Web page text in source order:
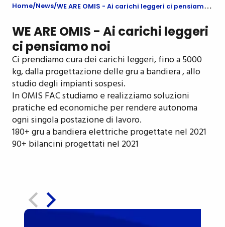
Home News WE ARE OMIS - Ai carichi leggeri ci pensiamo noi
WE ARE OMIS - Ai carichi leggeri
ci pensiamo noi
Ci prendiamo cura dei carichi leggeri, fino a 5000
kg, dalla progettazione delle gru a bandiera , allo
studio degli impianti sospesi.
In OMIS FAC studiamo e realizziamo soluzioni
pratiche ed economiche per rendere autonoma
ogni singola postazione di lavoro.
180+ gru a bandiera elettriche progettate nel 2021
90+ bilancini progettati nel 2021